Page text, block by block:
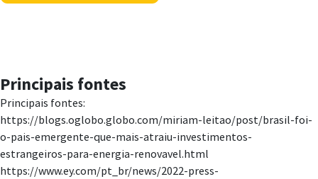
Principais fontes
Principais fontes:
https://blogs.oglobo.globo.com/miriam-leitao/post/brasil-foi-
o-pais-emergente-que-mais-atraiu-investimentos-
estrangeiros-para-energia-renovavel.html
https://www.ey.com/pt_br/news/2022-press-